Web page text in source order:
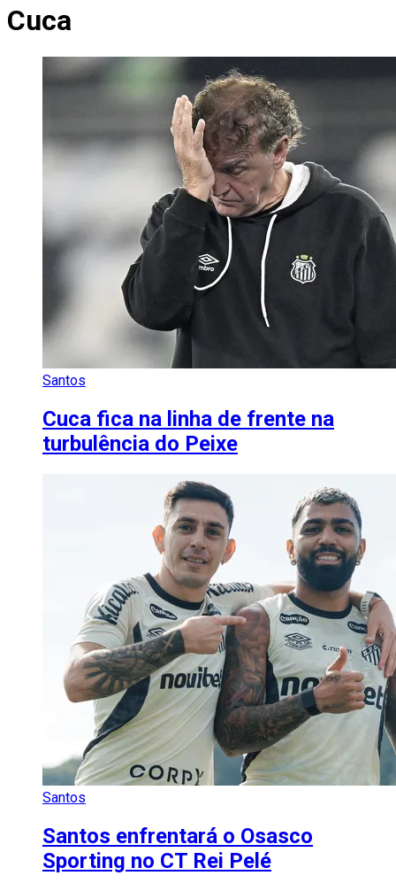
Cuca
Santos
Cuca fica na linha de frente na
turbulência do Peixe
Santos
Santos enfrentará o Osasco
Sporting no CT Rei Pelé